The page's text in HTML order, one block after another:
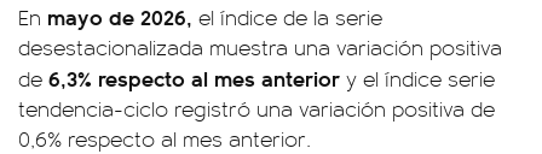
En mayo de 2026, el índice de la serie
desestacionalizada muestra una variación positiva
de 6,3% respecto al mes anterior y el índice serie
tendencia-ciclo registró una variación positiva de
0,6% respecto al mes anterior.